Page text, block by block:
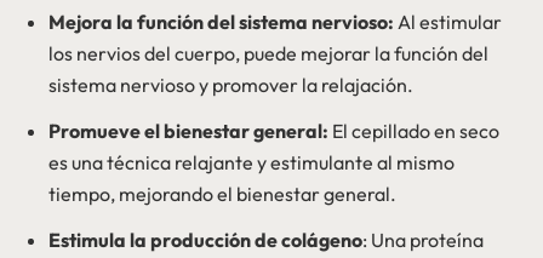
Mejora la función del sistema nervioso: Al estimular
los nervios del cuerpo, puede mejorar la función del
sistema nervioso y promover la relajación.
Promueve el bienestar general: El cepillado en seco
es una técnica relajante y estimulante al mismo
tiempo, mejorando el bienestar general.
Estimula la producción de colágeno: Una proteína